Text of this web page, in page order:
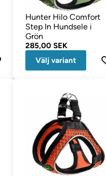
Hunter Hilo Comfort
Step In Hundsele i
Grön
285,00 SEK
Välj variant